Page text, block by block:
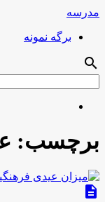
مدرسه
برگه نمونه
search
برچسب:
description